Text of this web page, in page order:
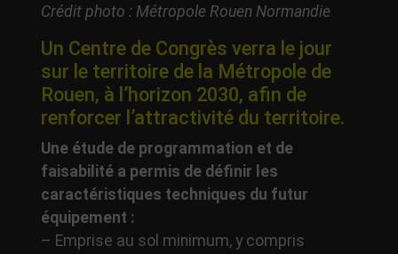
Crédit photo : Métropole Rouen Normandie
Un Centre de Congrès verra le jour
sur le territoire de la Métropole de
Rouen, à l’horizon 2030, afin de
renforcer l’attractivité du territoire.
Une étude de programmation et de
faisabilité a permis de définir les
caractéristiques techniques du futur
équipement :
– Emprise au sol minimum, y compris